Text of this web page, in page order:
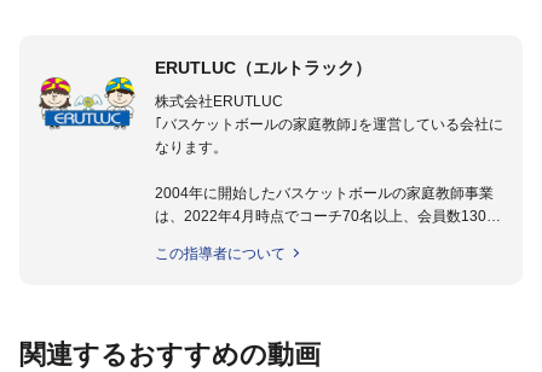
ERUTLUC（エルトラック）
株式会社ERUTLUC
｢バスケットボールの家庭教師｣を運営している会社に
なります。
2004年に開始したバスケットボールの家庭教師事業
は、2022年4月時点でコーチ70名以上、会員数1300
指導実績多数・各地講習会なども担当しており、「は
など多くの書籍・DVDも監修しています。
この指導者について
関連するおすすめの動画